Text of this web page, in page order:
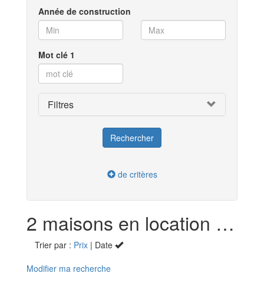
Année de construction
Mot clé 1
Filtres
de critères
2 maisons en location dans la Haute-Saône (70)
Trier par : Prix | Date
Modifier ma recherche